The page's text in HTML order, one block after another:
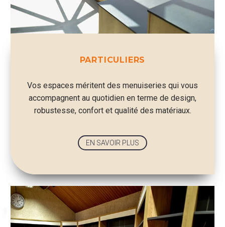
PARTICULIERS
Vos espaces méritent des menuiseries qui vous
accompagnent au quotidien en terme de design,
robustesse, confort et qualité des matériaux.
EN SAVOIR PLUS